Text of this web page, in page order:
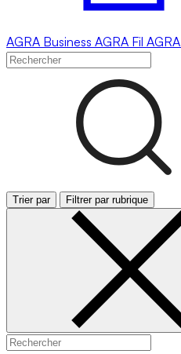
AGRA Business AGRA Fil AGRA
Trier par Filtrer par rubrique